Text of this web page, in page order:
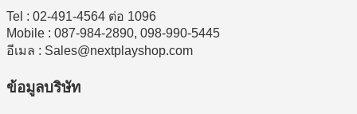
Tel : 02-491-4564 ต่อ 1096
Mobile : 087-984-2890, 098-990-5445
อีเมล : Sales@nextplayshop.com
ข้อมูลบริษัท